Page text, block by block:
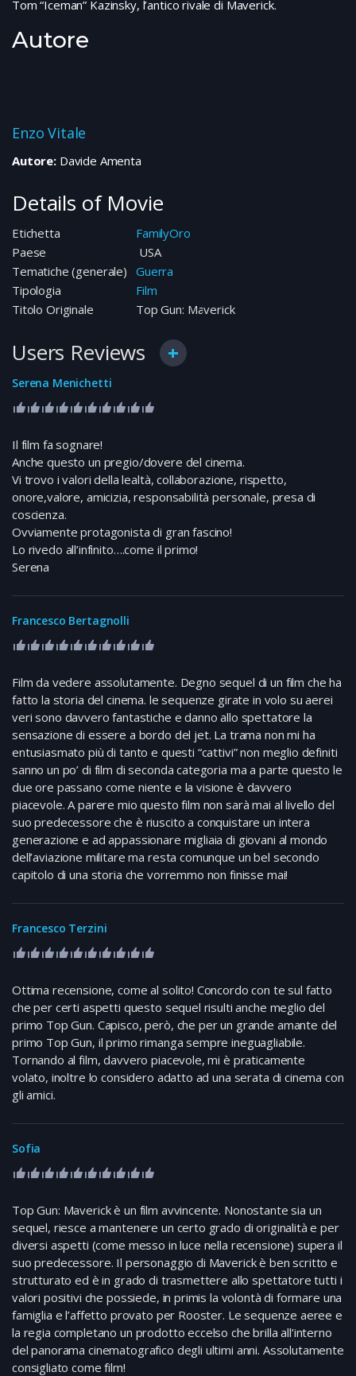
Tom “Iceman” Kazinsky, l’antico rivale di Maverick.
Autore
Enzo Vitale
Autore:Davide Amenta
Details of Movie
Etichetta
FamilyOro
Paese
USA
Tematiche (generale) Guerra
Tipologia
Film
Titolo Originale
Top Gun: Maverick
Users Reviews
Serena Menichetti
Il film fa sognare!
Anche questo un pregio/dovere del cinema.
Vi trovo i valori della lealtà, collaborazione, rispetto,
onore,valore, amicizia, responsabilità personale, presa di
coscienza.
Ovviamente protagonista di gran fascino!
Lo rivedo all’infinito….come il primo!
Serena
Francesco Bertagnolli
Film da vedere assolutamente. Degno sequel di un film che ha
fatto la storia del cinema. le sequenze girate in volo su aerei
veri sono davvero fantastiche e danno allo spettatore la
sensazione di essere a bordo del jet. La trama non mi ha
entusiasmato più di tanto e questi “cattivi” non meglio definiti
sanno un po’ di film di seconda categoria ma a parte questo le
due ore passano come niente e la visione è davvero
piacevole. A parere mio questo film non sarà mai al livello del
suo predecessore che è riuscito a conquistare un intera
generazione e ad appassionare migliaia di giovani al mondo
dell’aviazione militare ma resta comunque un bel secondo
capitolo di una storia che vorremmo non finisse mai!
Francesco Terzini
Ottima recensione, come al solito! Concordo con te sul fatto
che per certi aspetti questo sequel risulti anche meglio del
primo Top Gun. Capisco, però, che per un grande amante del
primo Top Gun, il primo rimanga sempre ineguagliabile.
Tornando al film, davvero piacevole, mi è praticamente
volato, inoltre lo considero adatto ad una serata di cinema con
gli amici.
Sofia
Top Gun: Maverick è un film avvincente. Nonostante sia un
sequel, riesce a mantenere un certo grado di originalità e per
diversi aspetti (come messo in luce nella recensione) supera il
suo predecessore. Il personaggio di Maverick è ben scritto e
strutturato ed è in grado di trasmettere allo spettatore tutti i
valori positivi che possiede, in primis la volontà di formare una
famiglia e l’affetto provato per Rooster. Le sequenze aeree e
la regia completano un prodotto eccelso che brilla all’interno
del panorama cinematografico degli ultimi anni. Assolutamente
consigliato come film!